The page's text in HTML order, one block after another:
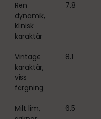
Ren
dynamik,
klinisk
karaktär
7.8
Vintage
karaktär,
viss
färgning
8.1
Milt lim,
6.5